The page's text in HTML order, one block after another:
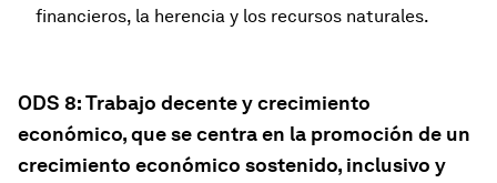
financieros, la herencia y los recursos naturales.
ODS 8: Trabajo decente y crecimiento
económico, que se centra en la promoción de un
crecimiento económico sostenido, inclusivo y